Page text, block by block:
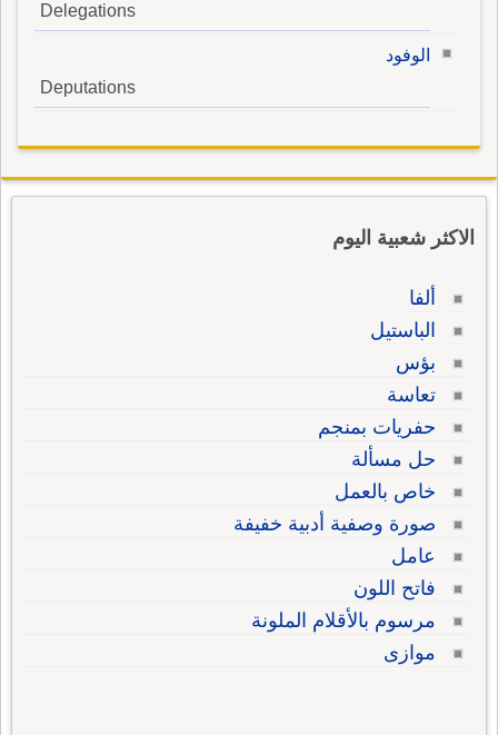
Delegations
الوفود
Deputations
الاكثر شعبية اليوم
ألفا
الباستيل
بؤس
تعاسة
حفريات بمنجم
حل مسألة
خاص بالعمل
صورة وصفية أدبية خفيفة
عامل
فاتح اللون
مرسوم بالأقلام الملونة
موازى